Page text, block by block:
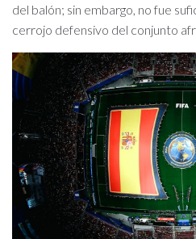
del balón; sin embargo, no fue
cerrojo defensivo del conjunto